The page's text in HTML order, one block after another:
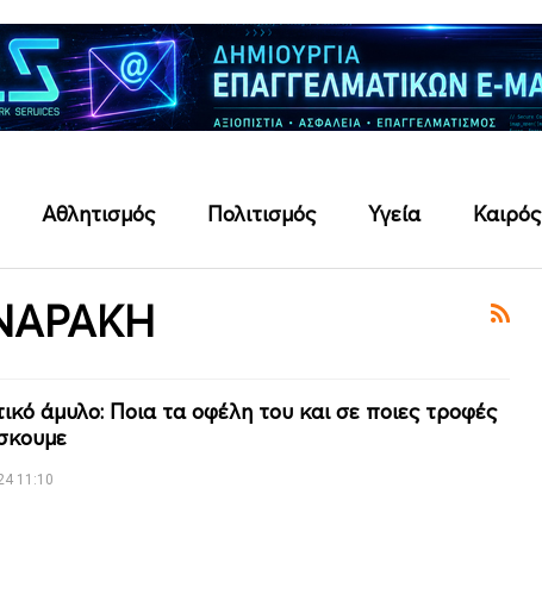
Αθλητισμός Πολιτισμός Υγεία Καιρός
άμυλο: Ποια τα οφέλη του και σε ποιες τροφές
11:10